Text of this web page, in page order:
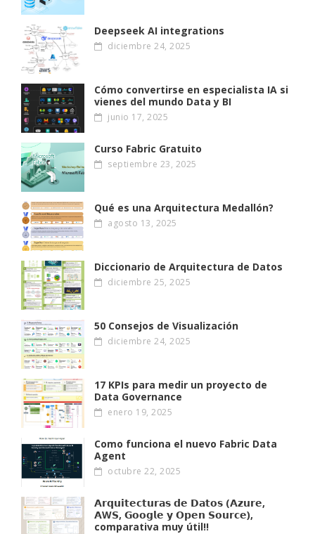
Deepseek AI integrations
diciembre 24, 2025
Cómo convertirse en especialista IA si
vienes del mundo Data y BI
junio 17, 2025
Curso Fabric Gratuito
septiembre 23, 2025
Qué es una Arquitectura Medallón?
agosto 13, 2025
Diccionario de Arquitectura de Datos
diciembre 25, 2025
50 Consejos de Visualización
diciembre 24, 2025
17 KPIs para medir un proyecto de
Data Governance
enero 19, 2025
Como funciona el nuevo Fabric Data
Agent
octubre 22, 2025
𝗔𝗿𝗾𝘂𝗶𝘁𝗲𝗰𝘁𝘂𝗿𝗮𝘀 𝗱𝗲 𝗗𝗮𝘁𝗼𝘀 (𝗔𝘇𝘂𝗿𝗲,
𝗔W𝗦, 𝗚𝗼𝗼𝗴𝗹𝗲 𝘆 𝗢𝗽𝗲𝗻 𝗦𝗼𝘂𝗿𝗰𝗲),
comparativa muy útil!!